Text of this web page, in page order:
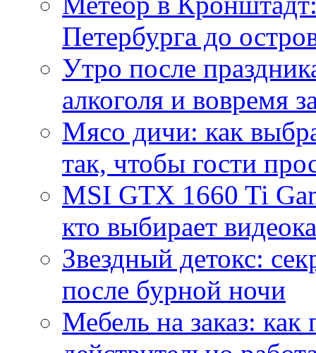
Петербурга до
Утро после
алкоголя и вовремя
Мясо дичи: как
так, чтобы гости
MSI GTX 1660 Ti
кто выбирает
Звездный детокс:
после бурной ночи
Мебель на заказ: